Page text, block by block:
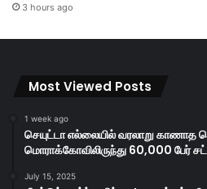
3 hours ago
Most Viewed Posts
1 week ago
செயுட்டா எல்லையில் வரலாறு காணாத
மொராக்கோவிலிருந்து 60,000 பேர்
July 15, 2025